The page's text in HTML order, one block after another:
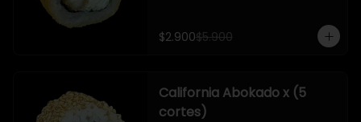
$2.900$5.900
California Abokado x (5
cortes)